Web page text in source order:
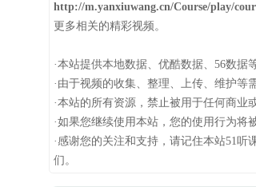
http://m.yanxiuwang.cn/Course/play/
更多相关的精彩视频。
·本站提供本地数据、优酷数据、56数
·由于视频的收集、整理、上传、维护
·本站的所有资源，禁止被用于任何商业
·如果您继续使用本站，您的使用行为将
·感谢您的关注和支持，请记住本站51
们。